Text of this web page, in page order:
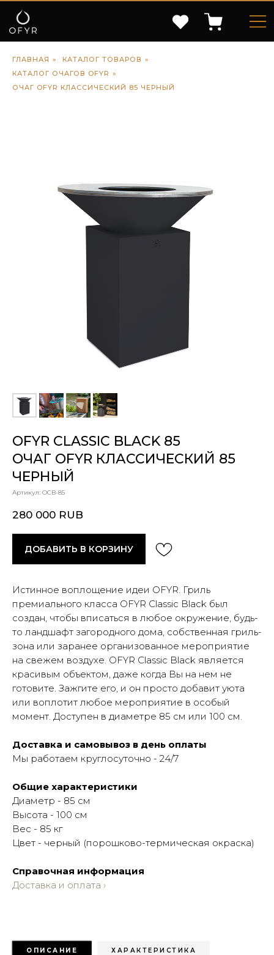
ГЛАВНАЯ » КАТАЛОГ ТОВАРОВ »
КАТАЛОГ ОЧАГОВ OFYR »
ОЧАГ OFYR КЛАССИЧЕСКИЙ 85 ЧЕРНЫЙ
OFYR CLASSIC BLACK 85
ОЧАГ OFYR КЛАССИЧЕСКИЙ 85
ЧЕРНЫЙ
Артикул: OCB-85
280 000 RUB
ДОБАВИТЬ В КОРЗИНУ
Истинное воплощение идеи OFYR. Гриль
премиального класса OFYR Classic Black был
создан, чтобы вписаться в любое окружение, будь-
то ландшафт загородного дома, собственная гриль-
зона или заранее организованное мероприятие
на свежем воздухе. OFYR Classic Black является
красивым объектом, даже когда Вы на нем не
готовите. Зажгите его, и он просто добавит уюта
или воплотит любое мероприятие в особый
момент. Доступен в диаметре 85 см или 100 см.
Доставка и самовывоз в день оплаты
Мы работаем круглосуточно - 24/7
Общие характеристики
Диаметр - 85 см
Высота - 100 см
Вес - 85 кг
Цвет - черный (порошково-термическая окраска)
Справочная информация
Доставка и оплата ›
ОПИСАНИЕ ХАРАКТЕРИСТИКА